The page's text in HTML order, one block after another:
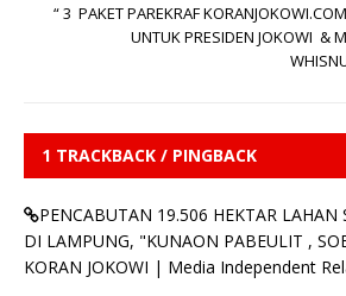
“ 3 PAKET PAREKRAF
UNTUK PRESIDEN JOKOWI &
1 TRACKBACK / PINGBACK
PENCABUTAN 19.506 HEKTAR LAHAN
DI LAMPUNG, "KUNAON PABEULIT ,
KORAN JOKOWI | Media Independent